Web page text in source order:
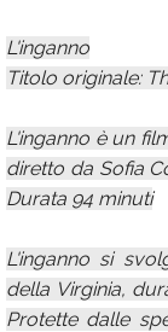
L'inganno
Titolo originale:
L'inganno è un
diretto da Sofia
Durata 94 minuti
L'inganno si
della Virginia,
Protette dalle